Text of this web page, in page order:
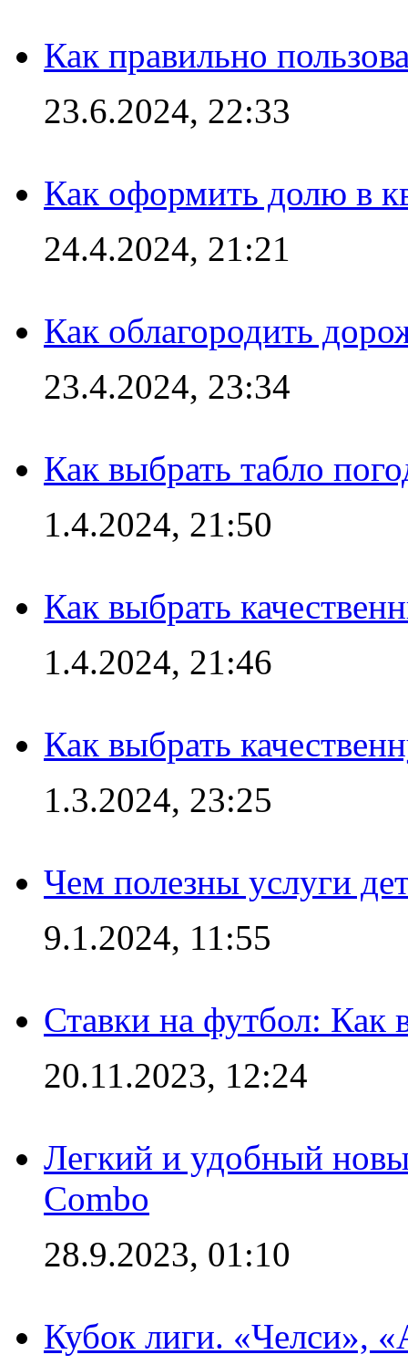
Как правильно
23.6.2024, 22:33
Как оформить долю в
24.4.2024, 21:21
Как облагородить
23.4.2024, 23:34
Как выбрать табло
1.4.2024, 21:50
Как выбрать
1.4.2024, 21:46
Как выбрать
1.3.2024, 23:25
Чем полезны услуги
9.1.2024, 11:55
Ставки на футбол: Как
20.11.2023, 12:24
Легкий и удобный
Combo
28.9.2023, 01:10
Кубок лиги. «Челси»,